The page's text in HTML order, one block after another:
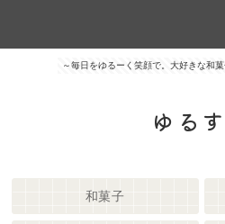
～毎日をゆるーく笑顔で。大好きな和
ゆる
和菓子